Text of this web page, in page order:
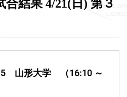
結果 4/21(日) 第３
山形大学 （16:10 ～